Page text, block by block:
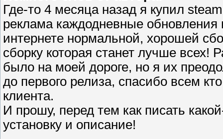
Где-то 4 месяца назад я купил
реклама каждодневные обновления
интернете нормальной, хорошей
сборку которая станет лучше всех!
было на моей дороге, но я их
до первого релиза, спасибо всем
клиента.
И прошу, перед тем как писать
установку и описание!